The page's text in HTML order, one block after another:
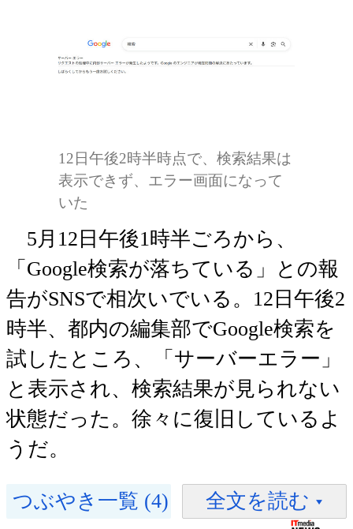
12日午後2時半時点で、検索結果は
表示できず、エラー画面になって
いた
5月12日午後1時半ごろから、
「Google検索が落ちている」との報
告がSNSで相次いでいる。12日午後2
時半、都内の編集部でGoogle検索を
試したところ、「サーバーエラー」
と表示され、検索結果が見られない
状態だった。徐々に復旧しているよ
うだ。
つぶやき一覧 (4) 全文を読む